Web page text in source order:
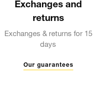
Exchanges and
returns
Exchanges & returns for 15
days
Our guarantees